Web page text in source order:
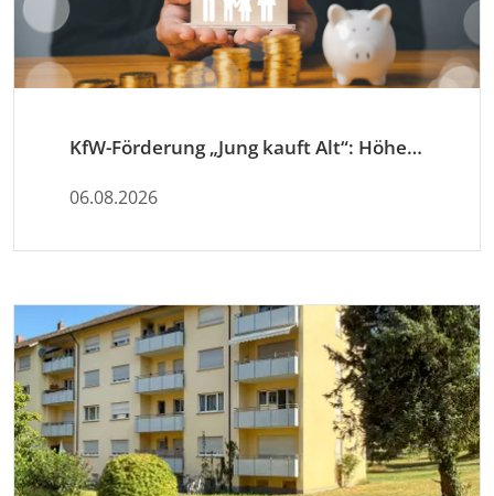
KfW-Förderung „Jung kauft Alt“: Höhere Kredite ab August 2026
06.08.2026